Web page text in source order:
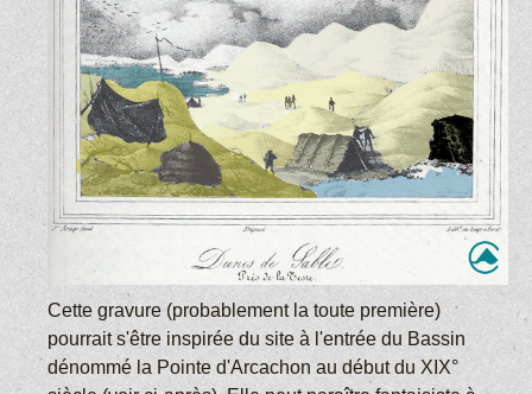
Cette gravure (probablement la toute première)
pourrait s'être inspirée du site à l'entrée du Bassin
dénommé la Pointe d'Arcachon au début du XIX°